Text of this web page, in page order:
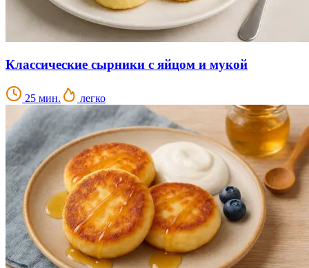
Классические сырники с яйцом и мукой
25 мин. легко